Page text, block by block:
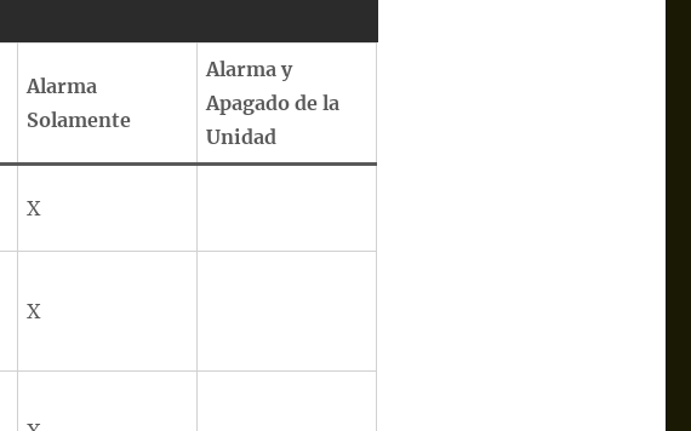
Alarma
Solamente
Alarma y
Apagado de la
Unidad
X
X